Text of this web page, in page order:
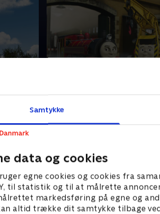
Samtykke
data og cookies
egne cookies og cookies fra
til statistik og til at målrette
markedsføring på egne og
altid trække dit samtykke tilbage
fløj
hente
med at
besøge sporskiftepladsen, får
Thomas ansvaret for